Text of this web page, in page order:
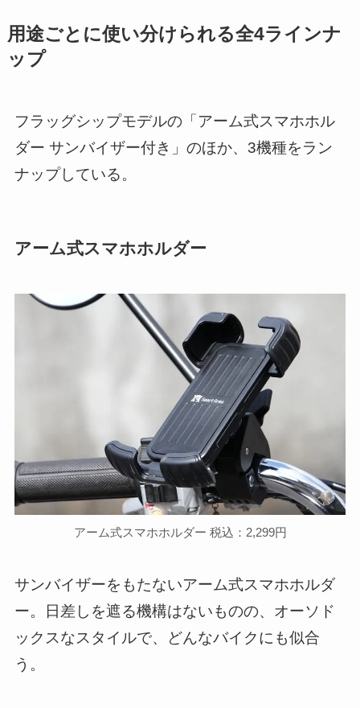
用途ごとに使い分けられる全4ラインナ
ップ
フラッグシップモデルの「アーム式スマホホル
ダー サンバイザー付き」のほか、3機種をラン
ナップしている。
アーム式スマホホルダー
アーム式スマホホルダー 税込：2,299円
サンバイザーをもたないアーム式スマホホルダ
ー。日差しを遮る機構はないものの、オーソド
ックスなスタイルで、どんなバイクにも似合
う。